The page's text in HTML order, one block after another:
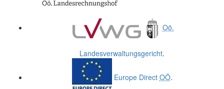
Oö.
Landesverwaltungsgericht.
Europe Direct OÖ.